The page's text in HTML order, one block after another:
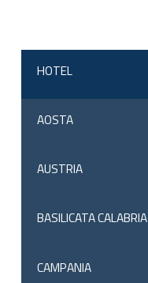
HOTEL
AOSTA
AUSTRIA
BASILICATA CALABRIA
CAMPANIA